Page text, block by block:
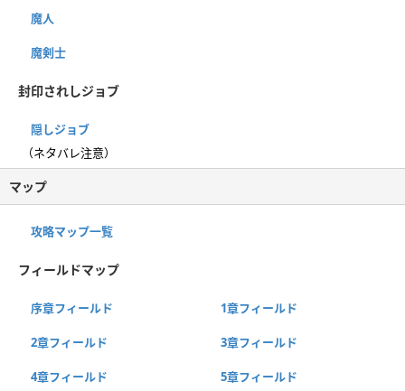
魔人
魔剣士
封印されしジョブ
隠しジョブ
（ネタバレ注意）
マップ
攻略マップ一覧
フィールドマップ
序章フィールド 1章フィールド
2章フィールド 3章フィールド
4章フィールド 5章フィールド